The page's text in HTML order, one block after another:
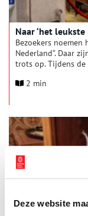
Deze website
Naar ‘het
Bezoekers noemen
Nederland”. Daar
trots op. Tijdens
Barbie en meer. Je
2 min